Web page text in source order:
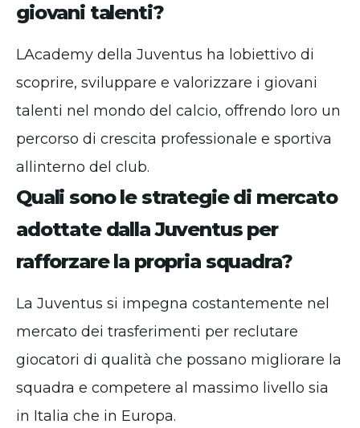
giovani talenti?
LAcademy della Juventus ha lobiettivo di
scoprire, sviluppare e valorizzare i giovani
talenti nel mondo del calcio, offrendo loro un
percorso di crescita professionale e sportiva
allinterno del club.
Quali sono le strategie di mercato
adottate dalla Juventus per
rafforzare la propria squadra?
La Juventus si impegna costantemente nel
mercato dei trasferimenti per reclutare
giocatori di qualità che possano migliorare la
squadra e competere al massimo livello sia
in Italia che in Europa.